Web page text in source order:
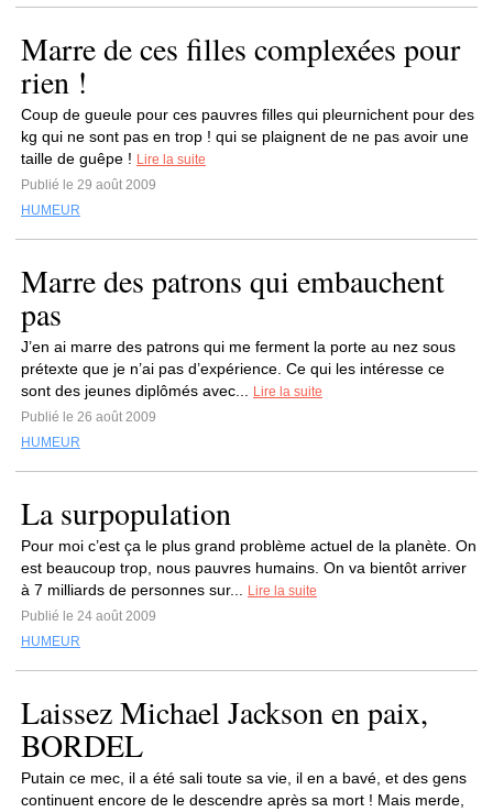
Marre de ces filles complexées pour
rien !
Coup de gueule pour ces pauvres filles qui pleurnichent pour des
kg qui ne sont pas en trop ! qui se plaignent de ne pas avoir une
taille de guêpe ! Lire la suite
Publié le 29 août 2009
HUMEUR
Marre des patrons qui embauchent
pas
J’en ai marre des patrons qui me ferment la porte au nez sous
prétexte que je n’ai pas d’expérience. Ce qui les intéresse ce
sont des jeunes diplômés avec...
Lire la suite
Publié le 26 août 2009
HUMEUR
La surpopulation
Pour moi c’est ça le plus grand problème actuel de la planète. On
est beaucoup trop, nous pauvres humains. On va bientôt arriver
à 7 milliards de personnes sur...
Lire la suite
Publié le 24 août 2009
HUMEUR
Laissez Michael Jackson en paix,
BORDEL
Putain ce mec, il a été sali toute sa vie, il en a bavé, et des gens
continuent encore de le descendre après sa mort ! Mais merde,